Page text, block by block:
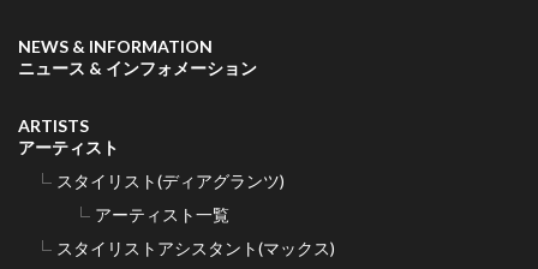
NEWS & INFORMATION
ニュース & インフォメーション
ARTISTS
アーティスト
スタイリスト(ディアグランツ)
アーティスト一覧
スタイリストアシスタント(マックス)